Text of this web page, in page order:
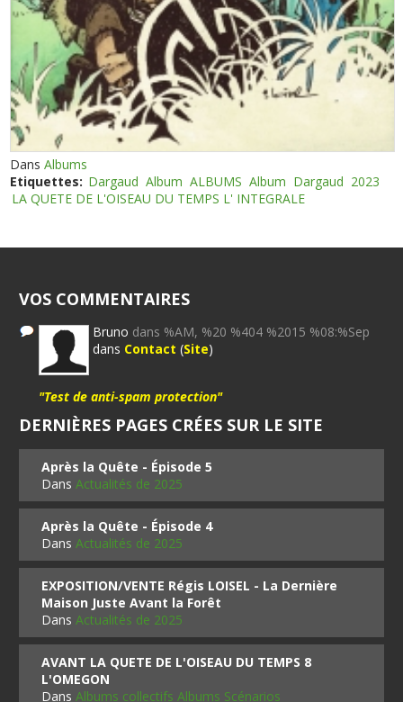
DansAlbums
Etiquettes: Dargaud Album ALBUMS Album Dargaud 2023
LA QUETE DE L'OISEAU DU TEMPS L' INTEGRALE
VOS COMMENTAIRES
Bruno dans %AM, %20 %404 %2015 %08:%Sep
dans Contact (Site)
"Test de anti-spam protection"
DERNIÈRES PAGES CRÉES SUR LE SITE
Après la Quête - Épisode 5
DansActualités de 2025
Après la Quête - Épisode 4
DansActualités de 2025
EXPOSITION/VENTE Régis LOISEL - La Dernière
Maison Juste Avant la Forêt
DansActualités de 2025
AVANT LA QUETE DE L'OISEAU DU TEMPS 8
L'OMEGON
DansAlbums collectifs Albums Scénarios